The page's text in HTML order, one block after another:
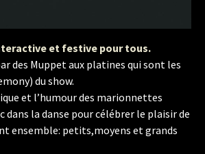
et festive pour tous.
des Muppet aux platines qui sont les
du show.
et l’humour des marionnettes
la danse pour célébrer le plaisir de
ensemble: petits,moyens et grands